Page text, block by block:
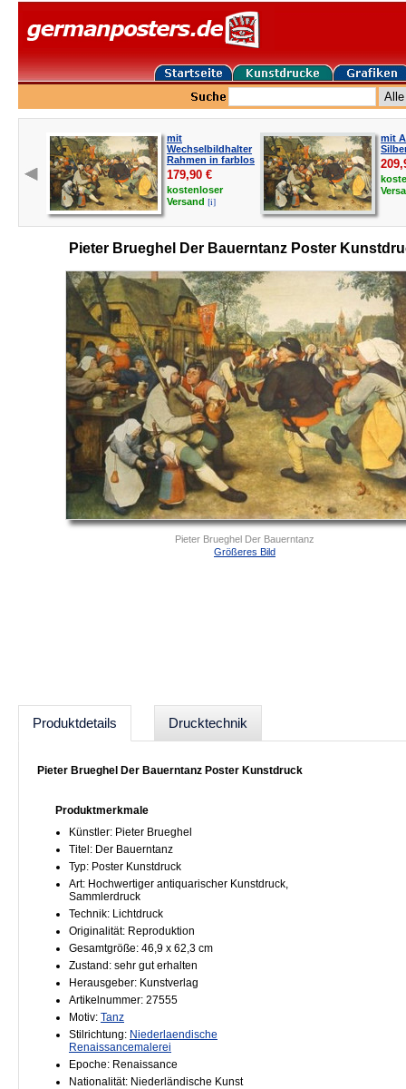
mit
Wechselbildhalter
Rahmen in farblos
179,90 €
kostenloser
Versand [i]
mit
Pieter Brueghel Der Bauerntanz Poster
Pieter Brueghel Der Bauerntanz
Größeres Bild
Produktdetails Drucktechnik
Pieter Brueghel Der Bauerntanz Poster Kunstdruck
Produktmerkmale
Künstler: Pieter Brueghel
Titel: Der Bauerntanz
Typ: Poster Kunstdruck
Art: Hochwertiger antiquarischer Kunstdruck,
Sammlerdruck
Technik: Lichtdruck
Originalität: Reproduktion
Gesamtgröße: 46,9 x 62,3 cm
Zustand: sehr gut erhalten
Herausgeber: Kunstverlag
Artikelnummer: 27555
Motiv: Tanz
Stilrichtung: Niederlaendische
Renaissancemalerei
Epoche: Renaissance
Nationalität: Niederländische Kunst